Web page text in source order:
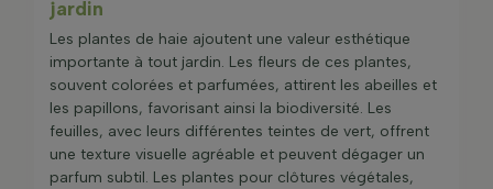
jardin
Les plantes de haie ajoutent une valeur esthétique
importante à tout jardin. Les fleurs de ces plantes,
souvent colorées et parfumées, attirent les abeilles et
les papillons, favorisant ainsi la biodiversité. Les
feuilles, avec leurs différentes teintes de vert, offrent
une texture visuelle agréable et peuvent dégager un
parfum subtil. Les plantes pour clôtures végétales,